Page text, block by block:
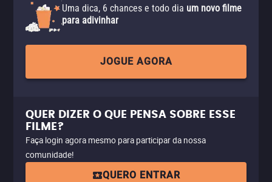
Uma dica, 6 chances e todo dia um novo filme
para adivinhar
JOGUE AGORA
QUER DIZER O QUE PENSA SOBRE ESSE
FILME?
Faça login agora mesmo para participar da nossa
comunidade!
QUERO ENTRAR